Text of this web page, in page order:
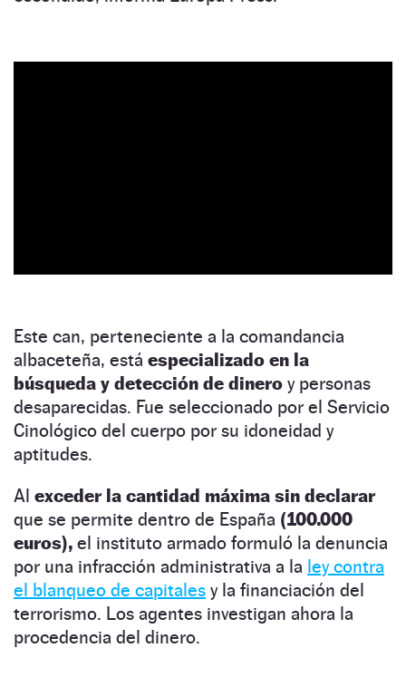
Este can, perteneciente a la comandancia
albaceteña, está especializado en la
búsqueda y detección de dinero y personas
desaparecidas. Fue seleccionado por el Servicio
Cinológico del cuerpo por su idoneidad y
aptitudes.
Al exceder la cantidad máxima sin declarar
que se permite dentro de España (100.000
euros), el instituto armado formuló la denuncia
por una infracción administrativa a la ley contra
el blanqueo de capitales y la financiación del
terrorismo. Los agentes investigan ahora la
procedencia del dinero.